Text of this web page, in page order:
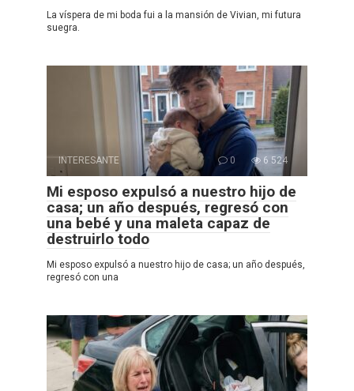
La víspera de mi boda fui a la mansión de Vivian, mi futura
suegra.
INTERESANTE 0 6 524
Mi esposo expulsó a nuestro hijo de
casa; un año después, regresó con
una bebé y una maleta capaz de
destruirlo todo
Mi esposo expulsó a nuestro hijo de casa; un año después,
regresó con una